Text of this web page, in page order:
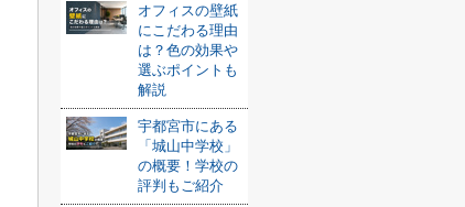
オフィスの壁紙
にこだわる理由
は？色の効果や
選ぶポイントも
解説
宇都宮市にある
「城山中学校」
の概要！学校の
評判もご紹介